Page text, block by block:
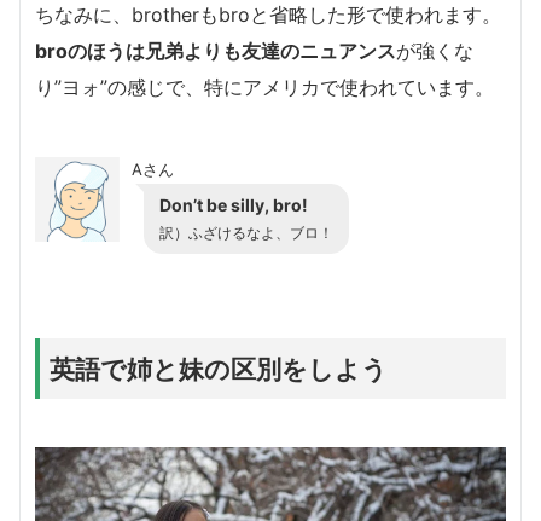
ちなみに、brotherもbroと省略した形で使われます。
broのほうは兄弟よりも友達のニュアンスが強くな
り”ヨォ”の感じで、特にアメリカで使われています。
Aさん
Don’t be silly, bro!
訳）ふざけるなよ、ブロ！
英語で姉と妹の区別をしよう